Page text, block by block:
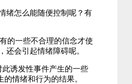
绪怎么能随便控制呢？有
的一些不合理的信念才使
还会引起情绪障碍呢。
诱发性事件产生的一些
情绪和行为的结果。